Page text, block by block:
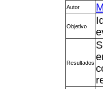
Autor
Objetivo
Resultados